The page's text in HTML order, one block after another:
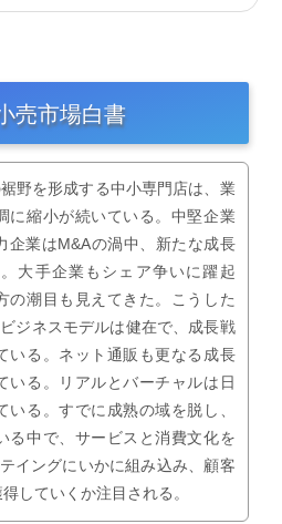
売市場白書
野を形成する中小専門店は、業
に縮小が続いている。中堅企業
企業はM&Aの渦中、新たな成長
大手企業もシェア争いに躍起
の潮目も見えてきた。こうした
ジネスモデルは健在で、成長戦
いる。ネット通販も更なる成長
いる。リアルとバーチャルは日
る。すでに成熟の域を脱し、
る中で、サービスと消費文化を
イングにいかに組み込み、顧客
していくか注目される。